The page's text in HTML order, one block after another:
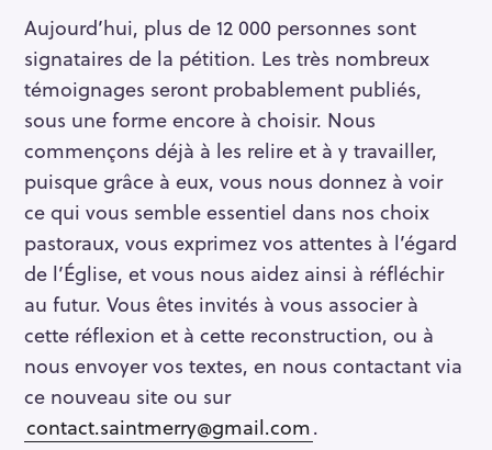
Aujourd’hui, plus de 12 000 personnes sont
signataires de la pétition. Les très nombreux
témoignages seront probablement publiés,
sous une forme encore à choisir. Nous
commençons déjà à les relire et à y travailler,
puisque grâce à eux, vous nous donnez à voir
ce qui vous semble essentiel dans nos choix
pastoraux, vous exprimez vos attentes à l’égard
de l’Église, et vous nous aidez ainsi à réfléchir
au futur. Vous êtes invités à vous associer à
cette réflexion et à cette reconstruction, ou à
nous envoyer vos textes, en nous contactant via
ce nouveau site ou sur
contact.saintmerry@gmail.com.
R
e
c
e
r
c